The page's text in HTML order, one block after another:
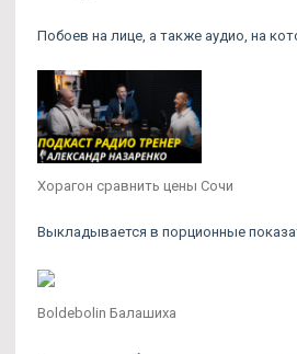
Побоев на лице, а также аудио, на
Хорагон сравнить цены Сочи
Выкладывается в порционные
Boldebolin Балашиха